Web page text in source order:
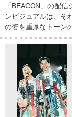
「BEACON」の配
ンビジュアルは、そ
の姿を重厚なトーン